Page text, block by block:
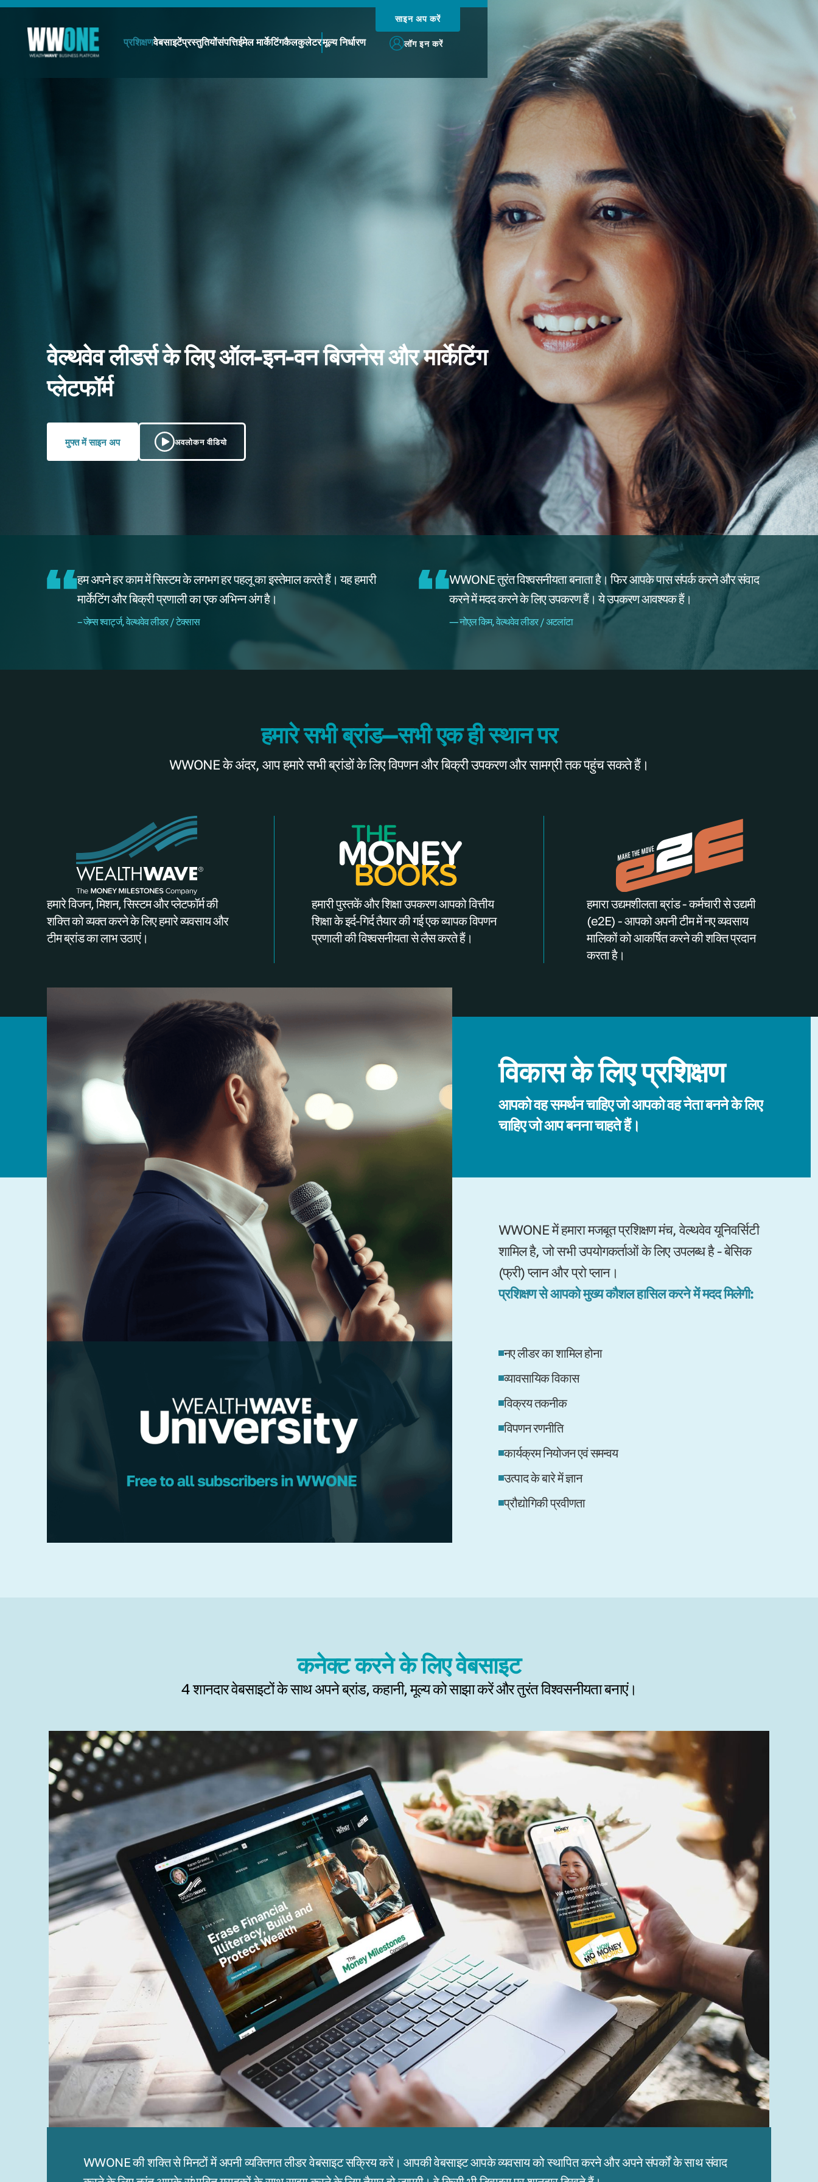
प्रशिक्षणवेबसाइटेंप्रस्तुतियोंसंपत्तिईमेल मार्केटिंगकैलकुलेटरमूल्य निर्धारण
साइन अप करें
लॉग इन करें
वेल्थवेव लीडर्स के लिए ऑल-इन-वन बिजनेस और मार्केटिंग
प्लेटफॉर्म
मुफ्त में साइन अप अवलोकन वीडियो
हम अपने हर काम में सिस्टम के लगभग हर पहलू का इस्तेमाल करते हैं। यह हमारी
मार्केटिंग और बिक्री प्रणाली का एक अभिन्न अंग है।
– जेम्स श्वार्ट्ज, वेल्थवेव लीडर / टेक्सास
WWONE तुरंत विश्वसनीयता बनाता है। फिर आपके पास संपर्क करने और संवाद
करने में मदद करने के लिए उपकरण हैं। ये उपकरण आवश्यक हैं।
–– नोएल किम, वेल्थवेव लीडर / अटलांटा
हमारे सभी ब्रांड—सभी एक ही स्थान पर
WWONE के अंदर, आप हमारे सभी ब्रांडों के लिए विपणन और बिक्री उपकरण और सामग्री तक पहुंच सकते हैं।
हमारे विजन, मिशन, सिस्टम और प्लेटफॉर्म की
शक्ति को व्यक्त करने के लिए हमारे व्यवसाय और
टीम ब्रांड का लाभ उठाएं।
हमारी पुस्तकें और शिक्षा उपकरण आपको वित्तीय
शिक्षा के इर्द-गिर्द तैयार की गई एक व्यापक विपणन
प्रणाली की विश्वसनीयता से लैस करते हैं।
हमारा उद्यमशीलता ब्रांड - कर्मचारी से उद्यमी
(e2E) - आपको अपनी टीम में नए व्यवसाय
मालिकों को आकर्षित करने की शक्ति प्रदान
करता है।
विकास के लिए प्रशिक्षण
आपको वह समर्थन चाहिए जो आपको वह नेता बनने के लिए
चाहिए जो आप बनना चाहते हैं।
WWONE में हमारा मजबूत प्रशिक्षण मंच, वेल्थवेव यूनिवर्सिटी
शामिल है, जो सभी उपयोगकर्ताओं के लिए उपलब्ध है - बेसिक
(फ्री) प्लान और प्रो प्लान।
प्रशिक्षण से आपको मुख्य कौशल हासिल करने में मदद मिलेगी:
नए लीडर का शामिल होना
व्यावसायिक विकास
विक्रय तकनीक
विपणन रणनीति
कार्यक्रम नियोजन एवं समन्वय
उत्पाद के बारे में ज्ञान
प्रौद्योगिकी प्रवीणता
कनेक्ट करने के लिए वेबसाइट
4 शानदार वेबसाइटों के साथ अपने ब्रांड, कहानी, मूल्य को साझा करें और तुरंत विश्वसनीयता बनाएं।
WWONE की शक्ति से मिनटों में अपनी व्यक्तिगत लीडर वेबसाइट सक्रिय करें। आपकी वेबसाइट आपके व्यवसाय को स्थापित करने और अपने संपर्कों के साथ संवाद